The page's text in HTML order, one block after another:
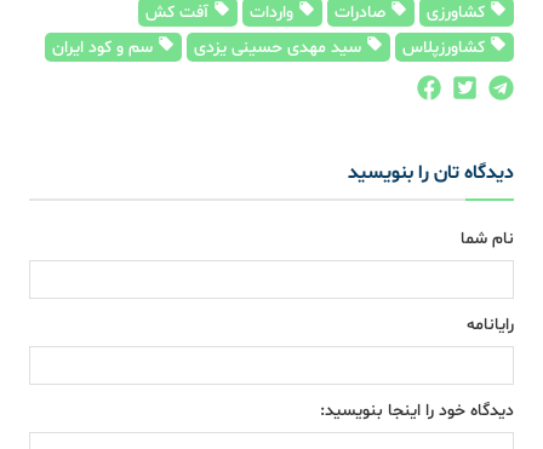
کشاورزی صادرات واردات
آفت کش
کشاورزپلاس
سید مهدی حسینی یزدی سم و کود ایران
دیدگاه تان را بنویسید
نام شما
رایانامه
دیدگاه خود را اینجا بنویسید: